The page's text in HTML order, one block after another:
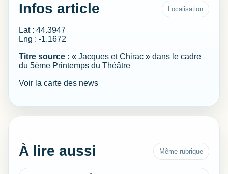
Infos article Localisation
Lat : 44.3947
Lng : -1.1672
Titre source : « Jacques et Chirac » dans le cadre
du 5ème Printemps du Théâtre
Voir la carte des news
À lire aussi Même rubrique